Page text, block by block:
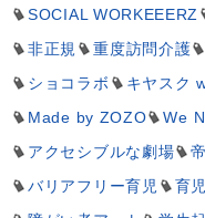
SOCIAL WORKEEERZ
非正規
重度訪問介護
ショコラボ
キヤスク
Made by ZOZO
We
アクセシブルな劇場
バリアフリー育児
育